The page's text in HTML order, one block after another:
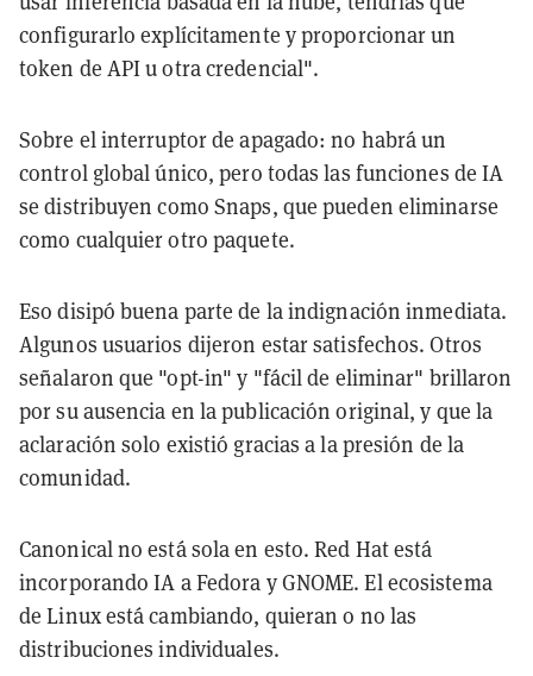
configurarlo explícitamente y proporcionar un
token de API u otra credencial".
Sobre el interruptor de apagado: no habrá un
control global único, pero todas las funciones de IA
se distribuyen como Snaps, que pueden eliminarse
como cualquier otro paquete.
Eso disipó buena parte de la indignación inmediata.
Algunos usuarios dijeron estar satisfechos. Otros
señalaron que "opt-in" y "fácil de eliminar" brillaron
por su ausencia en la publicación original, y que la
aclaración solo existió gracias a la presión de la
comunidad.
Canonical no está sola en esto. Red Hat está
incorporando IA a Fedora y GNOME. El ecosistema
de Linux está cambiando, quieran o no las
distribuciones individuales.